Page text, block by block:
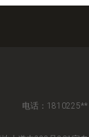
电话：1810225**